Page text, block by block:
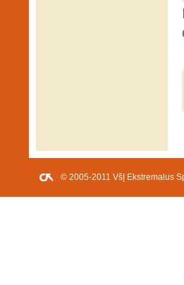
© 2005-2011 VšĮ Ekstremalus